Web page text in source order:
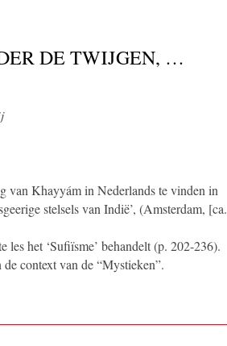
DE TWIJGEN, …
van Khayyám in Nederlands te vinden in
stelsels van Indië’, (Amsterdam, [ca.
les het ‘Sufiïsme’ behandelt (p. 202-236).
context van de “Mystieken”.